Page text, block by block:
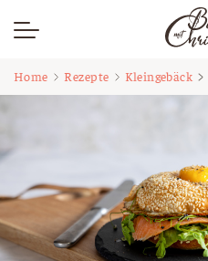
Home Rezepte Kleingebäck